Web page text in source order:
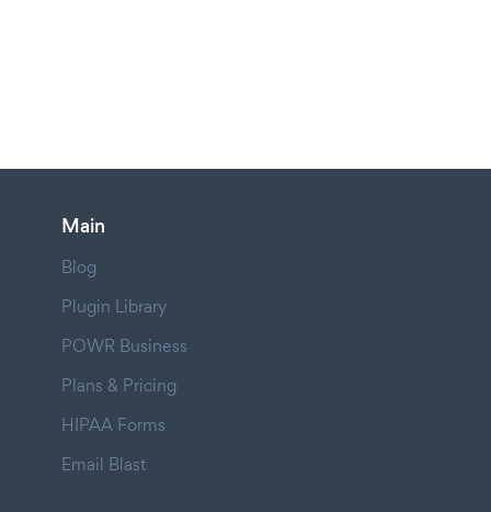
Main
Blog
Plugin Library
POWR Business
Plans & Pricing
HIPAA Forms
Email Blast